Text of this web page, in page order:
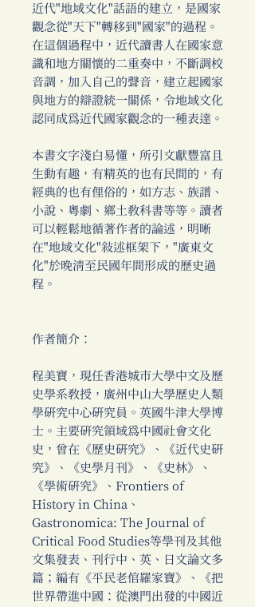
近代"地域文化"話語的建立，是國家
觀念從"天下"轉移到"國家"的過程。
在這個過程中，近代讀書人在國家意
識和地方關懷的二重奏中，不斷調校
音調，加入自己的聲音，建立起國家
與地方的辯證統一關係，令地域文化
認同成為近代國家觀念的一種表達。
本書文字淺白易懂，所引文獻豐富且
生動有趣，有精英的也有民間的，有
經典的也有俚俗的，如方志、族譜、
小說、粵劇、鄉土教科書等等。讀者
可以輕鬆地循著作者的論述，明晰
在"地域文化"敘述框架下，"廣東文
化"於晚清至民國年間形成的歷史過
程。
作者簡介：
程美寶，現任香港城市大學中文及歷
史學系教授，廣州中山大學歷史人類
學研究中心研究員。英國牛津大學博
士。主要研究領域為中國社會文化
史，曾在《歷史研究》、《近代史研
究》、《史學月刊》、《史林》、
《學術研究》、Frontiers of
History in China、
Gastronomica: The Journal of
Critical Food Studies等學刊及其他
文集發表、刊行中、英、日文論文多
篇；編有《平民老倌羅家寶》、《把
世界帶進中國：從澳門出發的中國近